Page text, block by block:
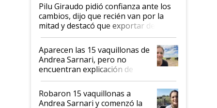
Pilu Giraudo pidió confianza ante los
cambios, dijo que recién van por la
mitad y destacó que exportar dejó de
ser "para unos pocos": "Tenemos un
mandato muy claro del gobierno
nacional"
Aparecen las 15 vaquillonas de
Andrea Sarnari, pero no
encuentran explicación de
cómo llegaron allí
Robaron 15 vaquillonas a
Andrea Sarnari y comenzó la